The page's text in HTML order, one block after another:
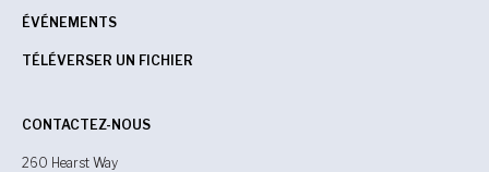
ÉVÉNEMENTS
TÉLÉVERSER UN FICHIER
CONTACTEZ-NOUS
260 Hearst Way